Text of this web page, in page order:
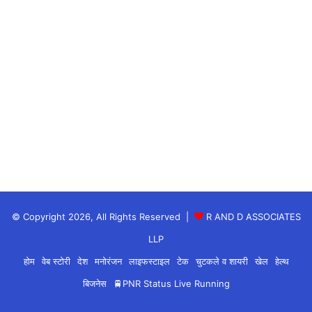
© Copyright 2026, All Rights Reserved |
R AND D ASSOCIATES
LLP
होम
वेब स्टोरी देश मनोरंजन लाइफस्टाइल टेक चुटकले व शायरी खेल
हेल्थ
बिजनेस
🚆PNR Status Live Running